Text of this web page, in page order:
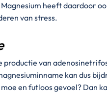
heeft daardoor
van stress.
productie van
kan dus
en futloos gevoel? Dan